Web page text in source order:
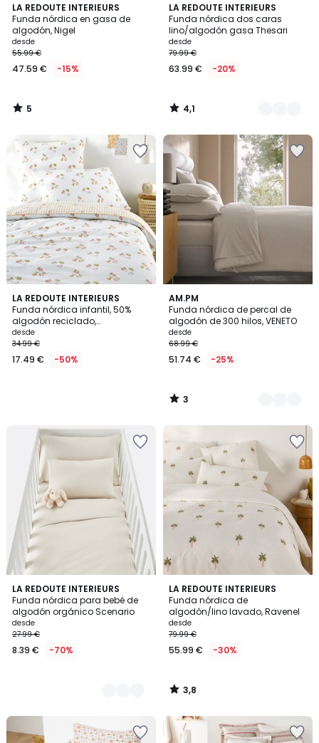
LA REDOUTE INTERIEURS
Funda nórdica en gasa de
algodón, Nigel
desde
55.99 €
47.59 € -15%
5
/
5
5
/
LA REDOUTE INTERIEURS
Funda nórdica dos caras
lino/algodón gasa Thesari
desde
79.99 €
63.99 € -20%
4,1
/ 5
2
Colores
4,1
/
LA REDOUTE INTERIEURS
Funda nórdica infantil, 50%
algodón reciclado,
estampado de frutas, LILAS
desde
34.99 €
17.49 € -50%
AM.PM
Funda nórdica de percal de
algodón de 300 hilos, VENETO
desde
68.99 €
51.74 € -25%
3
/
5
6
Colores
3
/
LA REDOUTE INTERIEURS
Funda nórdica para bebé de
algodón orgánico Scenario
desde
27.99 €
8.39 € -70%
4
Colores
LA REDOUTE INTERIEURS
Funda nórdica de
algodón/lino lavado, Ravenel
desde
79.99 €
55.99 € -30%
3,8
/ 5
3,8
/